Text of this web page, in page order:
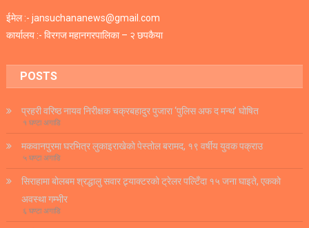
ईमेल :- jansuchananews@gmail.com
कार्यालय :- विरगज महानगरपालिका – २ छपकैया
POSTS
प्रहरी वरिष्ठ नायव निरीक्षक चक्रबहादुर पुजारा ‘पुलिस अफ द मन्थ’ घोषित
१ घण्टा अगाडि
मकवानपुरमा घरभित्र लुकाइराखेको पेस्तोल बरामद, १९ वर्षीय युवक पक्राउ
५ घण्टा अगाडि
सिराहामा बोलबम श्रद्धालु सवार ट्र्याक्टरको ट्रेलर पल्टिँदा १५ जना घाइते, एकको
अवस्था गम्भीर
६ घण्टा अगाडि